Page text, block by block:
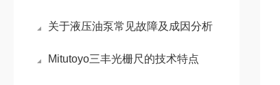
关于液压油泵常见故障及成因分析
Mitutoyo三丰光栅尺的技术特点